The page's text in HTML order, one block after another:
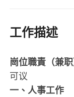
工作描述
崗位職責（兼职
可议
一、人事工作